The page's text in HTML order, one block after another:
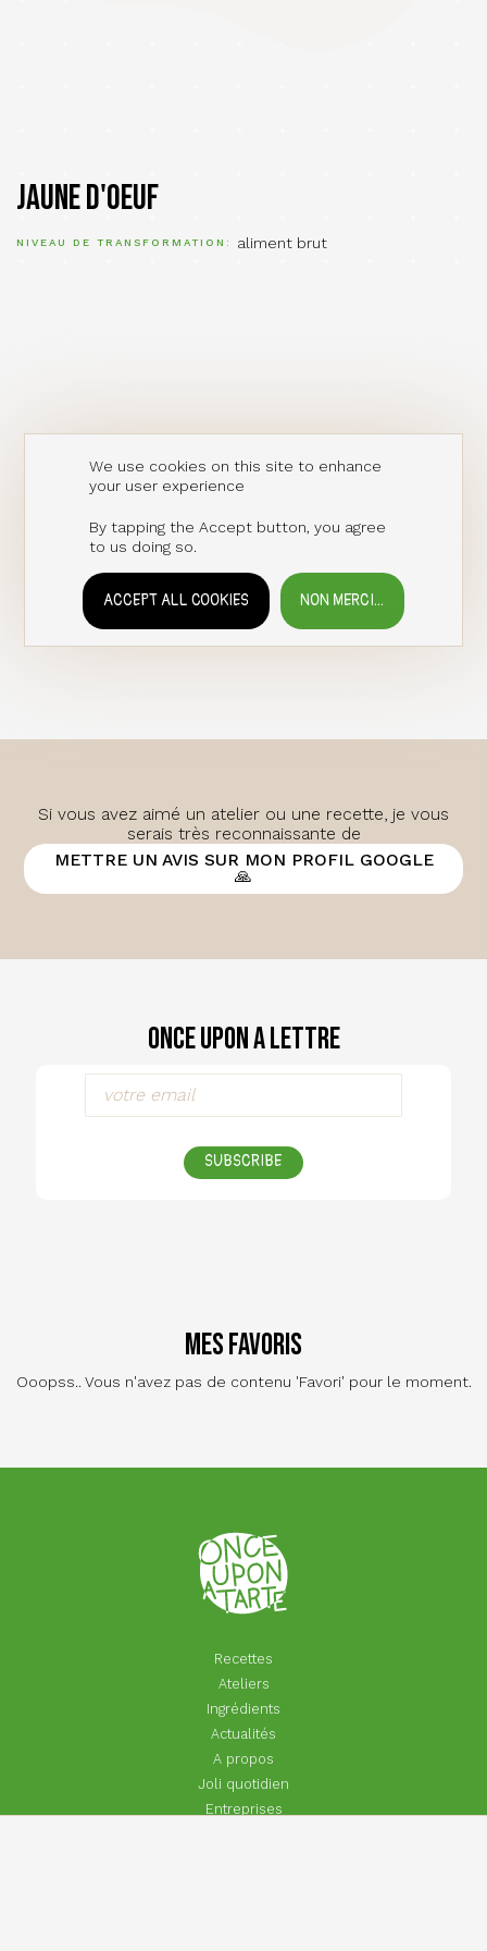
Jaune d'oeuf
NIVEAU DE TRANSFORMATION aliment brut
Si vous avez aimé un atelier ou une recette, je vous
serais très reconnaissante de
METTRE UN AVIS SUR MON PROFIL GOOGLE
🙏
Once Upon a Lettre
SUBSCRIBE
Mes favoris
Ooopss.. Vous n'avez pas de contenu 'Favori' pour le moment.
Recettes
Ateliers
Ingrédients
Actualités
A propos
Joli quotidien
Entreprises
We use cookies on this site to enhance
your user experience
By tapping the Accept button, you agree
to us doing so.
NON MERCI...
ACCEPT ALL COOKIESWITHDRAW CONSENT